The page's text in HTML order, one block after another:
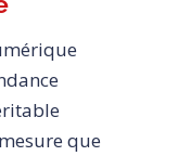
que